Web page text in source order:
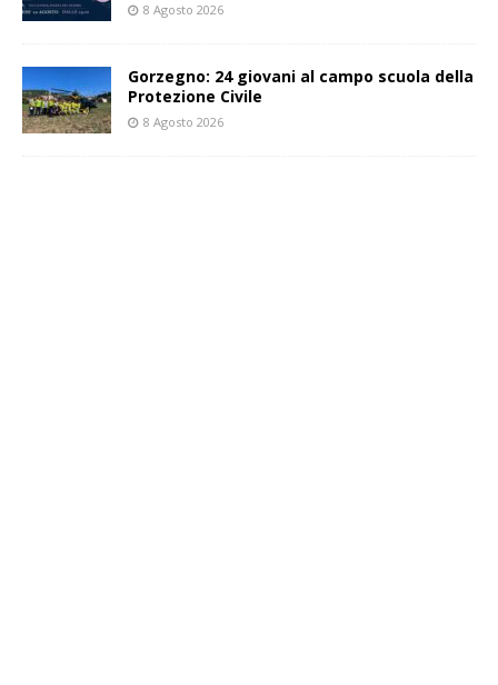
8 Agosto 2026
Gorzegno: 24 giovani al campo scuola della
Protezione Civile
8 Agosto 2026